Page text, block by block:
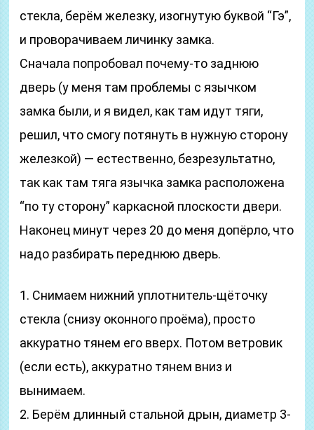
стекла, берём железку, изогнутую буквой “Гэ”,
и проворачиваем личинку замка.
Сначала попробовал почему-то заднюю
дверь (у меня там проблемы с язычком
замка были, и я видел, как там идут тяги,
решил, что смогу потянуть в нужную сторону
железкой) — естественно, безрезультатно,
так как там тяга язычка замка расположена
“по ту сторону” каркасной плоскости двери.
Наконец минут через 20 до меня допёрло, что
надо разбирать переднюю дверь.
1. Снимаем нижний уплотнитель-щёточку
стекла (снизу оконного проёма), просто
аккуратно тянем его вверх. Потом ветровик
(если есть), аккуратно тянем вниз и
вынимаем.
2. Берём длинный стальной дрын, диаметр 3-